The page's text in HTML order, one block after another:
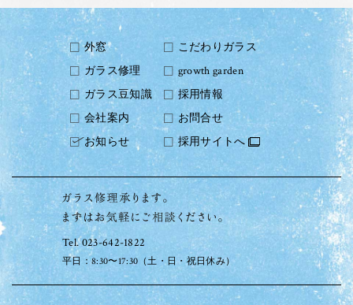
外窓
こだわりガラス
ガラス修理
growth garden
ガラス豆知識
採用情報
会社案内
お問合せ
お知らせ
採用サイトへ
Tel. 023-642-1822
平日：8:30〜17:30（土・日・祝日休み）